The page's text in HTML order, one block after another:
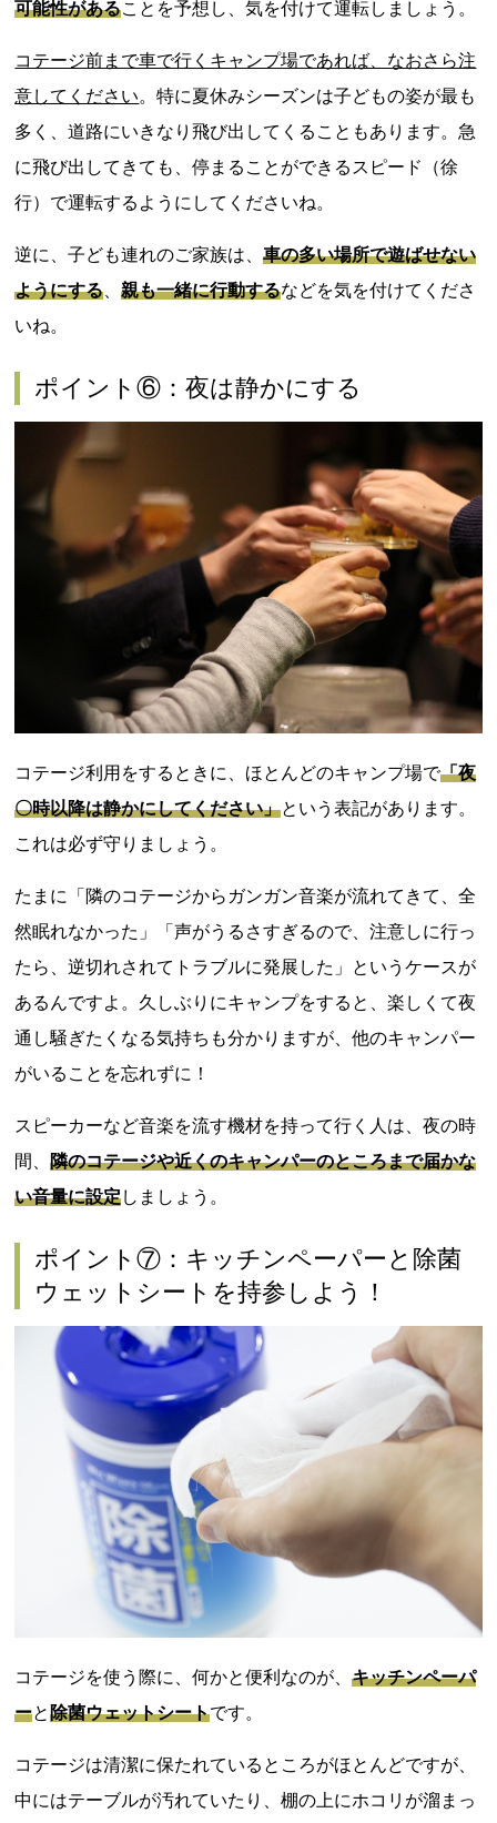
可能性があることを予想し、気を付けて運転しましょう。
コテージ前まで車で行くキャンプ場であれば、なおさら注
意してください。特に夏休みシーズンは子どもの姿が最も
多く、道路にいきなり飛び出してくることもあります。急
に飛び出してきても、停まることができるスピード（徐
行）で運転するようにしてくださいね。
逆に、子ども連れのご家族は、車の多い場所で遊ばせない
ようにする 、親も一緒に行動するなどを気を付けてくださ
いね。
ポイント⑥：夜は静かにする
コテージ利用をするときに、ほとんどのキャンプ場で「夜
〇時以降は静かにしてください」という表記があります。
これは必ず守りましょう。
たまに「隣のコテージからガンガン音楽が流れてきて、全
然眠れなかった」「声がうるさすぎるので、注意しに行っ
たら、逆切れされてトラブルに発展した」というケースが
あるんですよ。久しぶりにキャンプをすると、楽しくて夜
通し騒ぎたくなる気持ちも分かりますが、他のキャンパー
がいることを忘れずに！
スピーカーなど音楽を流す機材を持って行く人は、夜の時
間、隣のコテージや近くのキャンパーのところまで届かな
い音量に設定しましょう。
ポイント⑦：キッチンペーパーと除菌
ウェットシートを持参しよう！
コテージを使う際に、何かと便利なのが、キッチンペーパ
ーと除菌ウェットシートです。
コテージは清潔に保たれているところがほとんどですが、
中にはテーブルが汚れていたり、棚の上にホコリが溜まっ